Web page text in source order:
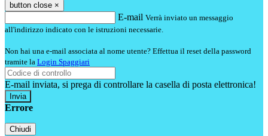
button close ×
E-mail Verrà inviato un messaggio
all'indirizzo indicato con le istruzioni necessarie.
Non hai una e-mail associata al nome utente? Effettua il reset della password
tramite la Login Spaggiari
E-mail inviata, si prega di controllare la casella di posta elettronica!
Errore
Chiudi